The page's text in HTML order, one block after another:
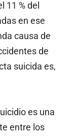
11 % del
en ese
causa de
de
suicida es,
es una
entre los